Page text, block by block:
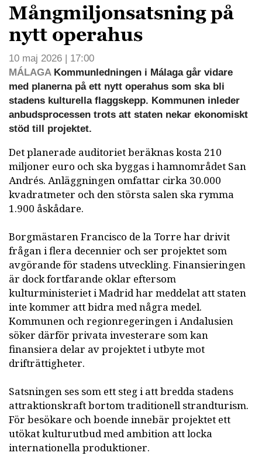
Mångmiljonsatsning på
nytt operahus
10 maj 2026 | 17:00
MÁLAGAKommunledningen i Málaga går vidare
med planerna på ett nytt operahus som ska bli
stadens kulturella flaggskepp. Kommunen inleder
anbudsprocessen trots att staten nekar ekonomiskt
stöd till projektet.
Det planerade auditoriet beräknas kosta 210
miljoner euro och ska byggas i hamnområdet San
Andrés. Anläggningen omfattar cirka 30.000
kvadratmeter och den största salen ska rymma
1.900 åskådare.
Borgmästaren Francisco de la Torre har drivit
frågan i flera decennier och ser projektet som
avgörande för stadens utveckling. Finansieringen
är dock fortfarande oklar eftersom
kulturministeriet i Madrid har meddelat att staten
inte kommer att bidra med några medel.
Kommunen och regionregeringen i Andalusien
söker därför privata investerare som kan
finansiera delar av projektet i utbyte mot
drifträttigheter.
Satsningen ses som ett steg i att bredda stadens
attraktionskraft bortom traditionell strandturism.
För besökare och boende innebär projektet ett
utökat kulturutbud med ambition att locka
internationella produktioner.